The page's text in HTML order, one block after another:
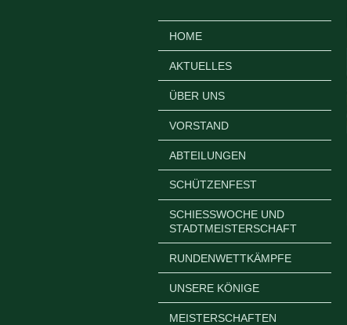
HOME
AKTUELLES
ÜBER UNS
VORSTAND
ABTEILUNGEN
SCHÜTZENFEST
SCHIESSWOCHE UND S
TADTMEISTERSCHAFT
RUNDENWETTKÄMPFE
UNSERE KÖNIGE
MEISTERSCHAFTEN